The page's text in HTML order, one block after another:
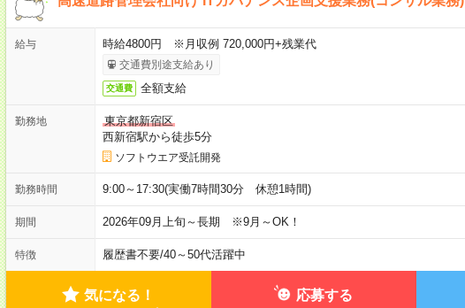
給与 時給4800円 ※月収例 720,000円+残業代
交通費別途支給あり
交通費 全額支給
勤務地
東京都新宿区
西新宿駅から徒歩5分
ソフトウエア受託開発
勤務時間 9:00～17:30(実働7時間30分 休憩1時間)
期間 2026年09月上旬～長期 ※9月～OK！
特徴 履歴書不要/40～50代活躍中
気になる！ 応募する